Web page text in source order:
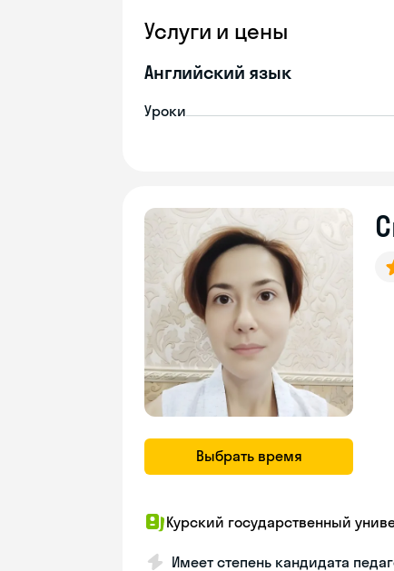
Услуги и цены
Английский язык
Уроки
Выбрать время
Курский государственный
Имеет степень кандидата